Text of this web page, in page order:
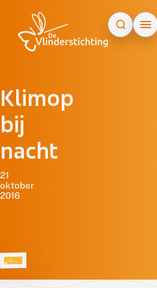
Klimop
bij
nacht
21
oktober
2016